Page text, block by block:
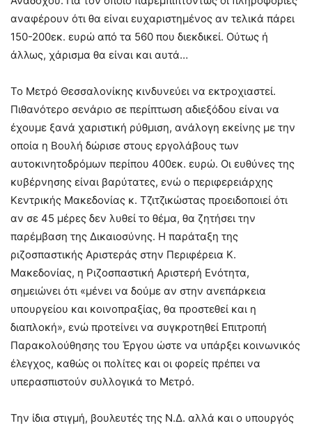
αναφέρουν ότι θα είναι ευχαριστημένος αν τελικά πάρει
150-200εκ. ευρώ από τα 560 που διεκδικεί. Ούτως ή
άλλως, χάρισμα θα είναι και αυτά…
Το Μετρό Θεσσαλονίκης κινδυνεύει να εκτροχιαστεί.
Πιθανότερο σενάριο σε περίπτωση αδιεξόδου είναι να
έχουμε ξανά χαριστική ρύθμιση, ανάλογη εκείνης με την
οποία η Βουλή δώρισε στους εργολάβους των
αυτοκινητοδρόμων περίπου 400εκ. ευρώ. Οι ευθύνες της
κυβέρνησης είναι βαρύτατες, ενώ ο περιφερειάρχης
Κεντρικής Μακεδονίας κ. Τζιτζικώστας προειδοποιεί ότι
αν σε 45 μέρες δεν λυθεί το θέμα, θα ζητήσει την
παρέμβαση της Δικαιοσύνης. Η παράταξη της
ριζοσπαστικής Αριστεράς στην Περιφέρεια Κ.
Μακεδονίας, η Ριζοσπαστική Αριστερή Ενότητα,
σημειώνει ότι «μένει να δούμε αν στην ανεπάρκεια
υπουργείου και κοινοπραξίας, θα προστεθεί και η
διαπλοκή», ενώ προτείνει να συγκροτηθεί Επιτροπή
Παρακολούθησης του Έργου ώστε να υπάρξει κοινωνικός
έλεγχος, καθώς οι πολίτες και οι φορείς πρέπει να
υπερασπιστούν συλλογικά το Μετρό.
Την ίδια στιγμή, βουλευτές της Ν.Δ. αλλά και ο υπουργός